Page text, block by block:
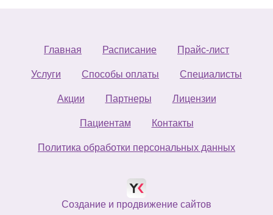
Главная Расписание Прайс-лист
Услуги Способы оплаты Специалисты
Акции Партнеры Лицензии
Пациентам Контакты
Политика обработки персональных данных
Создание и продвижение сайтов